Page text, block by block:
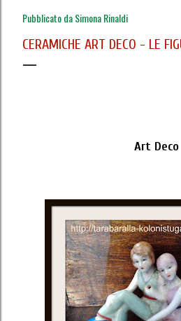
Pubblicato daSimona Rinaldi
CERAMICHE ART DECO - LE
Art Deco